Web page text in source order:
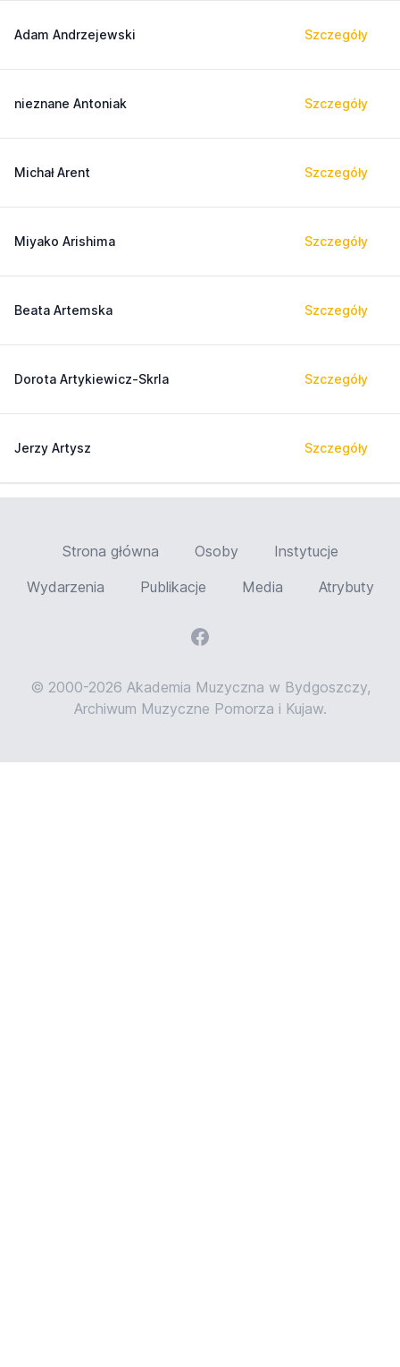
Adam Andrzejewski Szczegóły
nieznane Antoniak Szczegóły
Michał Arent Szczegóły
Miyako Arishima Szczegóły
Beata Artemska Szczegóły
Dorota Artykiewicz-Skrla Szczegóły
Jerzy Artysz Szczegóły
Strona główna Osoby
Instytucje
Wydarzenia
Publikacje Media Atrybuty
© 2000-2026 Akademia Muzyczna w Bydgoszczy,
Archiwum Muzyczne Pomorza i Kujaw.